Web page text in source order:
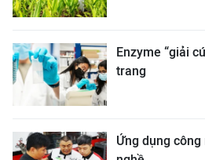
Enzyme “giải
trang
Ứng dụng